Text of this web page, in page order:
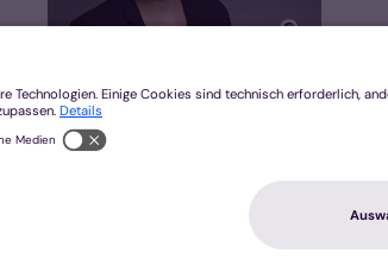
Datenschutzerklärung